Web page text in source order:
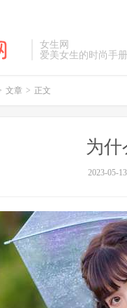
女生网
爱美女生的时尚手册
文章 > 正文
为什
2023-05-